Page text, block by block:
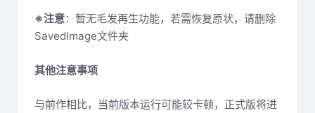
※注意：暂无毛发再生功能，若需恢复原状，请删除
SavedImage文件夹
其他注意事项
与前作相比，当前版本运行可能较卡顿，正式版将进